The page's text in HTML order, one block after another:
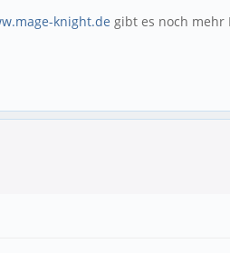
knight.de gibt es noch mehr